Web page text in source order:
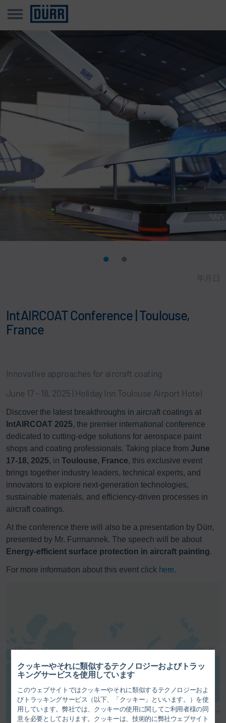
クッキーやそれに類似するテクノロジーおよびトラッ
キングサービスを使用しています
このウェブサイトではクッキーやそれに類似するテクノロジーおよ
びトラッキングサービス（以下、「クッキー」といいます。）を使
用しています。弊社では、クッキーの使用に関してご利用者様の同
意を必要としております。クッキーは、技術的に弊社ウェブサイト
年月日
IntAIRCOAT Conference | Toulouse,
France
Innovative approaches for aircraft coating
June 17 – 18, 2025 | Holiday Inn Toulouse Airport Hotel
Discover the latest breakthroughs in aircraft coatings at
IntAIRCOAT 2025, the premier international conference
dedicated to cutting-edge solutions for aerospace paint
shops and coating professionals. Taking place from June
17-18, 2025, in Toulouse, France, this exclusive event
brings together industry leaders, technical experts, and
innovators to explore next-generation technologies,
sustainable materials, and efficiency-driven processes in
aircraft coatings.
At the conference there will also be a presentation by Dürr,
presented by Mr. Furmannek. The speech will be about
Energy-efficient surface protection in aircraft painting.
For more information about this event click here.
地図サービスを有効にします。こ
れにより、プライバシーポリシー
に記載の説明に従ってお客様のデ
ータ（例えばIPアドレス）が各サ
プライヤーに転送されます。